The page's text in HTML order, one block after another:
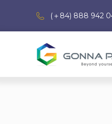
(＋84) 888 942